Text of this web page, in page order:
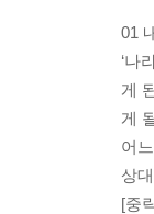
01
‘나
게
게
어
상
[중